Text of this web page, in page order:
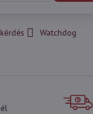
Watchdog